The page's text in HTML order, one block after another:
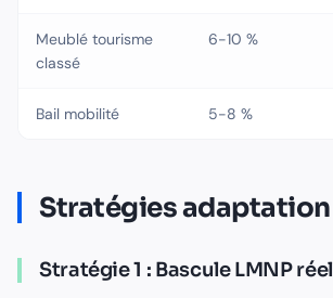
Meublé tourisme
classé
6-10 %
Bail mobilité 5-8 %
Stratégies adaptation
Stratégie 1 : Bascule LMNP réel